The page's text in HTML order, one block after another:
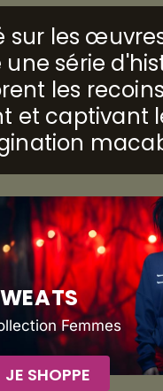
sur les
série
les
et captivant
Femmes
JE SHOPPE